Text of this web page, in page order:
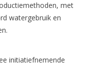
met
watergebruik en
initiatiefnemende